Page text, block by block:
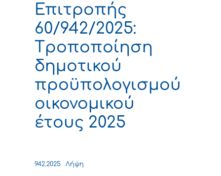
Επιτροπής
60/942/2025:
Tροποποίηση
δημοτικού
προϋπολογισμού
οικονομικού
έτους 2025
942.2025 Λήψη